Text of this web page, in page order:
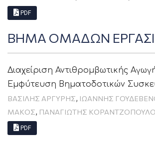
PDF
ΒΗΜΑ ΟΜΑΔΩΝ
Διαχείριση Αντιθρομβωτικής
Εμφύτευση Βηματοδοτικών
ΒΑΣΊΛΗΣ ΑΡΓΎΡΗΣ, ΙΩΑΝΝΗΣ
ΜΆΚΟΣ, ΠΑΝΑΓΙΏΤΗΣ
PDF